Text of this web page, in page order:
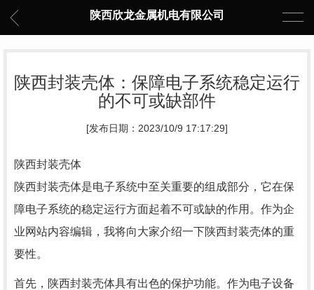
陕西欣龙金属机电有限公司
陕西封装壳体：保障电子系统稳定运行
的不可或缺部件
[发布日期：2023/10/9 17:17:29]
陕西封装壳体
陕西封装壳体是电子系统中至关重要的组成部分，它在保
障电子系统的稳定运行方面起着不可或缺的作用。作为企
业网站内容编辑，我将向大家介绍一下陕西封装壳体的重
要性。
首先，陕西封装壳体具有出色的保护功能。作为电子设备